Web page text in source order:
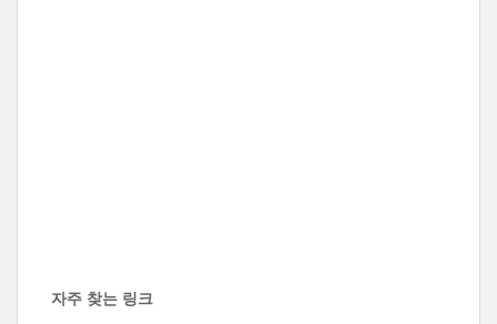
자주 찾는 링크